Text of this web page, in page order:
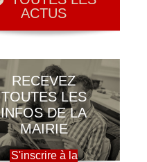
ACTUS
RECEVEZ
TOUTES LES
INFOS DE LA
MAIRIE
S'inscrire à la